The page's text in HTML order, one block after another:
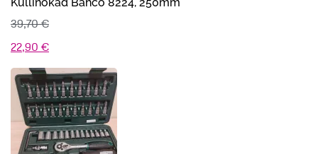
39,70€
Algne
hind
oli:
39,70 €.
22,90 €Praegune
hind
on:
22,90 €.